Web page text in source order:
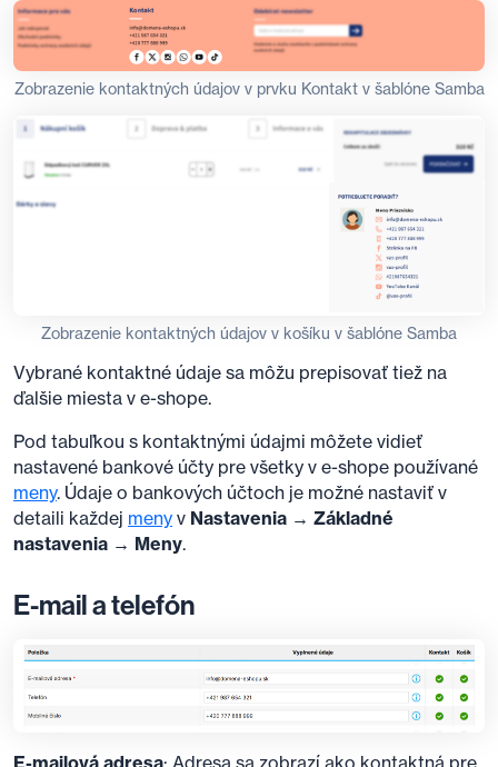
Zobrazenie kontaktných údajov v prvku Kontakt v šablóne Samba
Zobrazenie kontaktných údajov v košíku v šablóne Samba
Vybrané kontaktné údaje sa môžu prepisovať tiež na
ďalšie miesta v e-shope.
Pod tabuľkou s kontaktnými údajmi môžete vidieť
nastavené bankové účty pre všetky v e-shope používané
meny. Údaje o bankových účtoch je možné nastaviť v
detaili každej meny v Nastavenia → Základné
nastavenia → Meny.
E-mail a telefón